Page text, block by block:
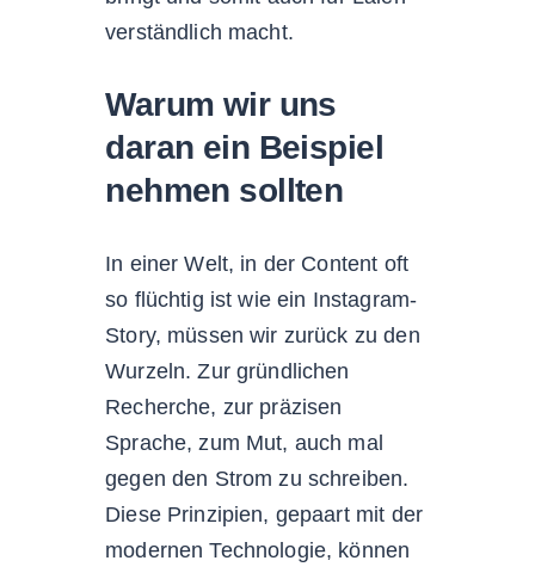
verständlich macht.
Warum wir uns
daran ein Beispiel
nehmen sollten
In einer Welt, in der Content oft
so flüchtig ist wie ein Instagram-
Story, müssen wir zurück zu den
Wurzeln. Zur gründlichen
Recherche, zur präzisen
Sprache, zum Mut, auch mal
gegen den Strom zu schreiben.
Diese Prinzipien, gepaart mit der
modernen Technologie, können